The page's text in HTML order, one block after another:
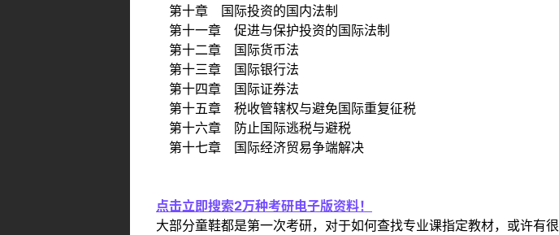
第十章 国际投资的国内法制
第十一章 促进与保护投资的国际法制
第十二章 国际货币法
第十三章 国际银行法
第十四章 国际证券法
第十五章 税收管辖权与避免国际重复征税
第十六章 防止国际逃税与避税
第十七章 国际经济贸易争端解决
点击立即搜索2万种考研电子版资料！
大部分童鞋都是第一次考研，对于如何查找专业课指定教材，或许